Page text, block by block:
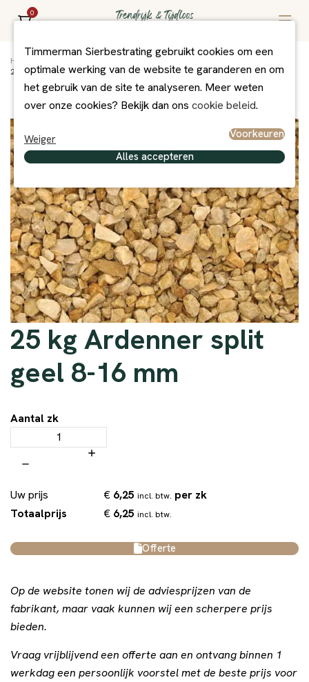
0
Home Grind/Split en Zand
25 kg Ardenner split geel 8-16 mm
25 kg Ardenner split
geel 8-16 mm
Aantal zk
Uw prijs € 6,25 incl. btw. per zk
Totaalprijs
€ 6,25 incl. btw.
Offerte
Op de website tonen wij de adviesprijzen van de
fabrikant, maar vaak kunnen wij een scherpere prijs
bieden.
Vraag vrijblijvend een offerte aan en ontvang binnen 1
werkdag een persoonlijk voorstel met de beste prijs voor
Timmerman Sierbestrating gebruikt cookies om een
optimale werking van de website te garanderen en om
het gebruik van de site te analyseren. Meer weten
over onze cookies? Bekijk dan ons cookie beleid.
Weiger
Voorkeuren
Alles accepteren